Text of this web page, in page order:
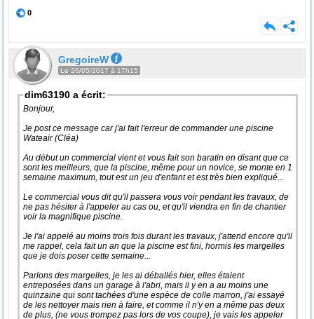
0
GregoireW
Le 26/05/2017 à 17h15
dim63190 a écrit:
Bonjour,
Je post ce message car j'ai fait l'erreur de commander une piscine
Wateair (Cléa)
Au début un commercial vient et vous fait son baratin en disant que ce
sont les meilleurs, que la piscine, même pour un novice, se monte en 1
semaine maximum, tout est un jeu d'enfant et est très bien expliqué...
Le commercial vous dit qu'il passera vous voir pendant les travaux, de
ne pas hésiter à l'appeler au cas ou, et qu'il viendra en fin de chantier
voir la magnifique piscine.
Je l'ai appelé au moins trois fois durant les travaux, j'attend encore qu'il
me rappel, cela fait un an que la piscine est fini, hormis les margelles
que je dois poser cette semaine...
Parlons des margelles, je les ai déballés hier, elles étaient
entreposées dans un garage à l'abri, mais il y en a au moins une
quinzaine qui sont tachées d'une espèce de colle marron, j'ai essayé
de les nettoyer mais rien à faire, et comme il n'y en a même pas deux
de plus, (ne vous trompez pas lors de vos coupe), je vais les appeler